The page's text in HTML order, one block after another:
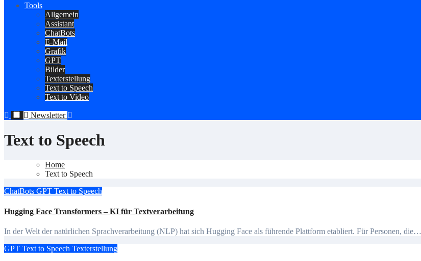
Tools
Allgemein
Assistant
ChatBots
E-Mail
Grafik
GPT
Bilder
Texterstellung
Text to Speech
Text to Video
Newsletter
Text to Speech
Home
Text to Speech
ChatBots GPT Text to Speech
Hugging Face Transformers – KI für Textverarbeitung
In der Welt der natürlichen Sprachverarbeitung (NLP) hat sich Hugging Face als führende Plattform etabliert. Für Personen, die…
GPT Text to Speech Texterstellung